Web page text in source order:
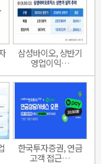
삼성바이오, 상반기
영업이익…
한국투자증권, 연금
고객 접근…